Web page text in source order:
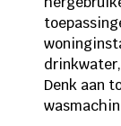
Denk aan